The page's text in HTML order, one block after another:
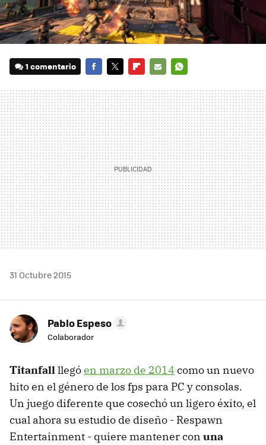
1 comentario
MAIL
31 Octubre 2015
Pablo Espeso
Colaborador
Titanfallllegóen marzo de 2014 como un nuevo
hito en el género de los fps para PC y consolas.
Un juego diferente que cosechó un ligero éxito, el
cual ahora su estudio de diseño - Respawn
Entertainment - quiere mantener con una